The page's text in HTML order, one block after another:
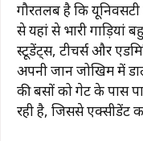
गौरतलब है कि
से यहां से भारी गाड़ियां
स्टूडेंट्स, टीचर्स और
अपनी जान जोखिम में
की बसों को गेट के पास
रही है, जिससे एक्सीडेंट